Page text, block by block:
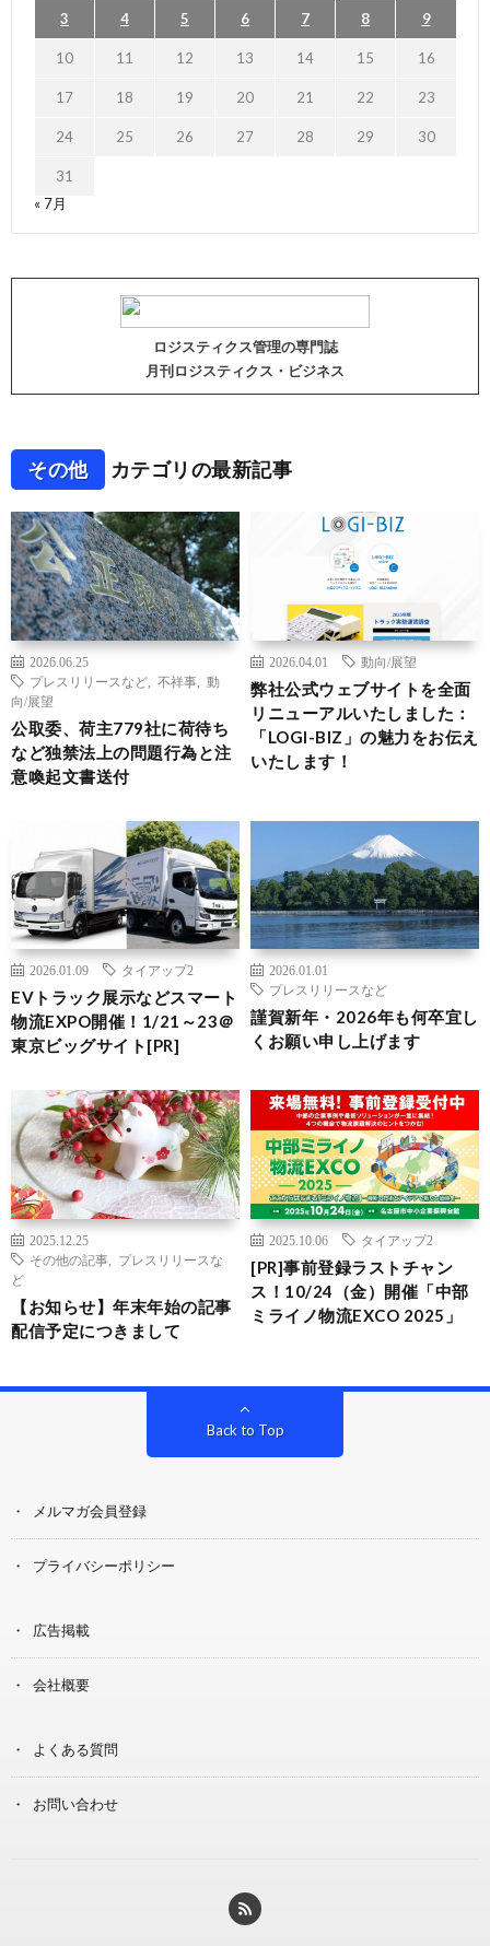
3 4 5 6 7 8 9
10 11 12 13 14 15 16
17 18 19 20 21 22 23
24 25 26 27 28 29 30
31
« 7月
ロジスティクス管理の専門誌
月刊ロジスティクス・ビジネス
その他 カテゴリの最新記事
2026.06.25
プレスリリースなど
不祥事
動
向/展望
公取委、荷主779社に荷待ち
など独禁法上の問題行為と注
意喚起文書送付
2026.04.01 動向/展望
弊社公式ウェブサイトを全面
リニューアルいたしました：
「LOGI-BIZ」の魅力をお伝え
いたします！
2026.01.09 タイアップ2
EVトラック展示などスマート
物流EXPO開催！1/21～23＠
東京ビッグサイト[PR]
2026.01.01
プレスリリースなど
謹賀新年・2026年も何卒宜し
くお願い申し上げます
2025.12.25
その他の記事
プレスリリースな
ど
【お知らせ】年末年始の記事
配信予定につきまして
2025.10.06 タイアップ2
[PR]事前登録ラストチャン
ス！10/24（金）開催「中部
ミライノ物流EXCO 2025」
Back to Top
メルマガ会員登録
プライバシーポリシー
広告掲載
会社概要
よくある質問
お問い合わせ